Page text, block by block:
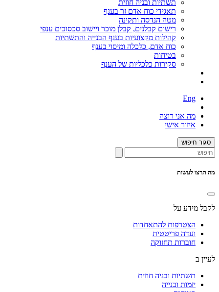
תשתיות ובניה חוזית
תאגידי כוח אדם זר בענף
מטה הנדסה ותקינה
רישום קבלנים, קבלן מוכר ויישוב סכסוכים ענפי
קהילות מקצועיות בענף הבנייה והתשתיות
כוח אדם, כלכלה ומיסוי בענף
בטיחות
סקירות כלכליות של הענף
Eng
מה אני רוצה
איזור אישי
סגור חיפוש
מה תרצו לעשות
לקבל מידע על
הצטרפות להתאחדות
ועדה פריטטית
חוברות תחזוקה
לעיין ב
תשתיות ובניה חוזית
יזמות ובנייה